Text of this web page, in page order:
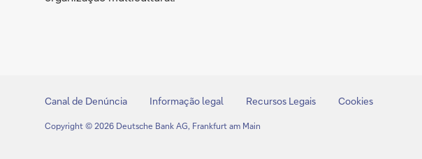
Canal de Denúncia Informação legal Recursos Legais Cookies
Copyright © 2026 Deutsche Bank AG, Frankfurt am Main